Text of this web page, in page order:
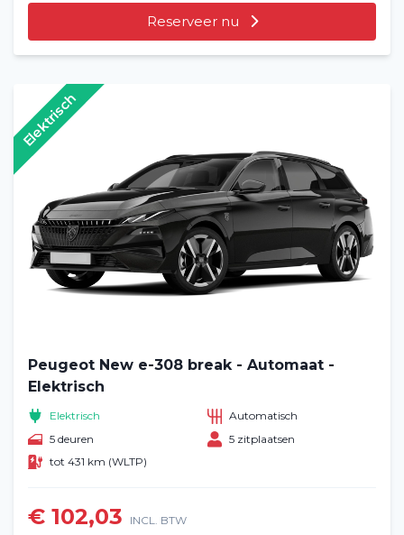
Reserveer nu
Peugeot New e-308 break - Automaat -
Elektrisch
Elektrisch
Automatisch
5 deuren
5 zitplaatsen
tot 431 km (WLTP)
€ 102,03 INCL. BTW
Elektrisch